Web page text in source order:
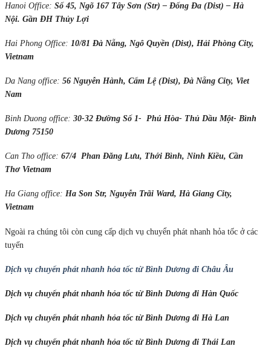
Hanoi Office: Số 45, Ngõ 167 Tây Sơn (Str) – Đống Đa (Dist) – Hà
Nội. Gần ĐH Thủy Lợi
Hai Phong Office: 10/81 Đà Nẵng, Ngô Quyền (Dist), Hải Phòng City,
Vietnam
Da Nang office: 56 Nguyễn Hành, Cẩm Lệ (Dist), Đà Nẵng City, Viet
Nam
Binh Duong office: 30-32 Đường Số 1- Phú Hòa- Thủ Dầu Một- Bình
Dương 75150
Can Tho office: 67/4 Phan Đăng Lưu, Thới Bình, Ninh Kiều, Cần
Thơ Vietnam
Ha Giang office: Ha Son Str, Nguyễn Trãi Ward, Hà Giang City,
Vietnam
Ngoài ra chúng tôi còn cung cấp dịch vụ chuyển phát nhanh hỏa tốc ở các
tuyến
Dịch vụ chuyển phát nhanh hỏa tốc từ Bình Dương đi Châu Âu
Dịch vụ chuyển phát nhanh hỏa tốc từ Bình Dương đi Hàn Quốc
Dịch vụ chuyển phát nhanh hỏa tốc từ Bình Dương đi Hà Lan
Dịch vụ chuyển phát nhanh hỏa tốc từ Bình Dương đi Thái Lan